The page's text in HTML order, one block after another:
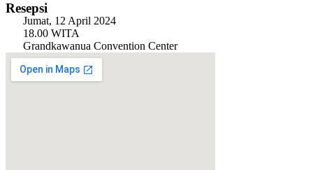
Resepsi
Jumat, 12 April 2024
18.00 WITA
Grandkawanua Convention Center